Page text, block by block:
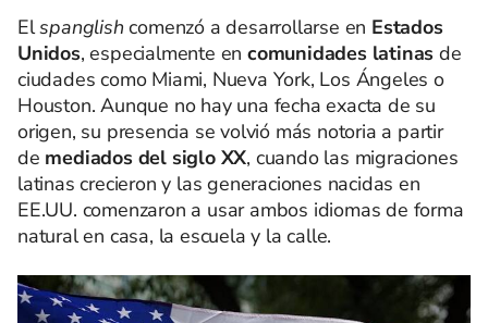
Elspanglish comenzó a desarrollarse en Estados
Unidos, especialmente en comunidades latinas de
ciudades como Miami, Nueva York, Los Ángeles o
Houston. Aunque no hay una fecha exacta de su
origen, su presencia se volvió más notoria a partir
de mediados del siglo XX, cuando las migraciones
latinas crecieron y las generaciones nacidas en
EE.UU. comenzaron a usar ambos idiomas de forma
natural en casa, la escuela y la calle.